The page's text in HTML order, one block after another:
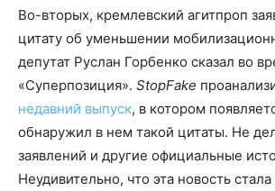
Во-вторых, кремлевский агитпроп
цитату об уменьшении
депутат Руслан Горбенко сказал во
«Суперпозиция». StopFake
недавний выпуск, в котором
обнаружил в нем такой цитаты. Не
заявлений и другие официальные
Неудивительно, что эта новость стала